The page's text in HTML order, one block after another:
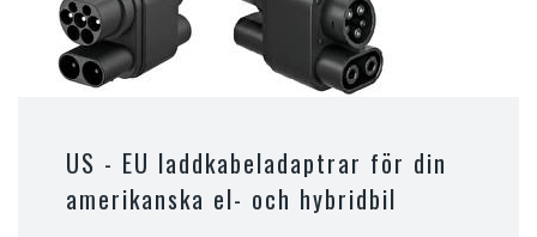
US - EU laddkabeladaptrar för din
amerikanska el- och hybridbil